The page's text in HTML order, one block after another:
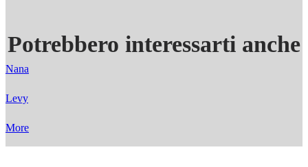
Potrebbero interessarti anche
Nana
Levy
More